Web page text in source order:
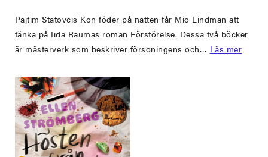
Pajtim Statovcis Kon föder på natten får Mio Lindman att
tänka på Iida Raumas roman Förstörelse. Dessa två böcker
är mästerverk som beskriver försoningens och… Läs mer